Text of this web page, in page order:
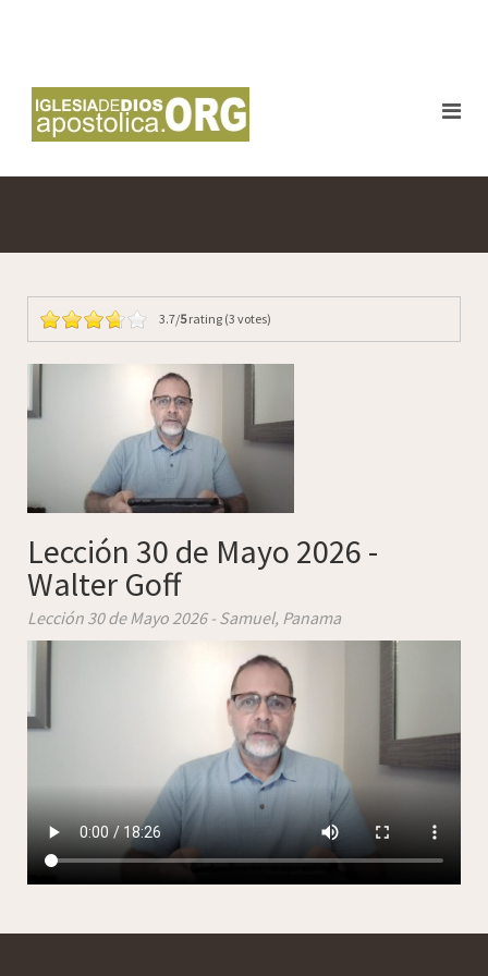
3.7/5rating (3 votes)
Lección 30 de Mayo 2026 -
Walter Goff
Lección 30 de Mayo 2026 - Samuel, Panama